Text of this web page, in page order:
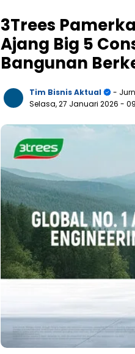
3Trees
Ajang Big 5
Bangunan
Tim Bisnis Aktual
-
Selasa, 27 Januari 2026 -